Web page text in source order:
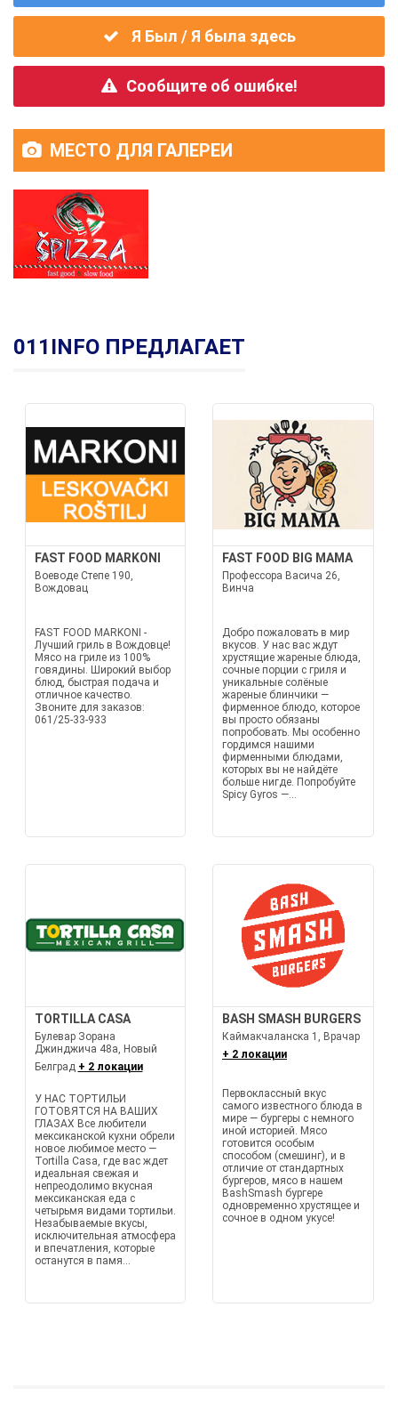
Я Был / Я была здесь
Сообщите об ошибке!
МЕСТО ДЛЯ ГАЛЕРЕИ
011INFO ПРЕДЛАГАЕТ
FAST FOOD MARKONI
Воеводе Степе 190,
Вождовац
FAST FOOD MARKONI -
Лучший гриль в Вождовце!
Мясо на гриле из 100%
говядины. Широкий выбор
блюд, быстрая подача и
отличное качество.
Звоните для заказов:
061/25-33-933
FAST FOOD BIG MAMA
Профессора Васича 26,
Винча
Добро пожаловать в мир
вкусов. У нас вас ждут
хрустящие жареные блюда,
сочные порции с гриля и
уникальные солёные
жареные блинчики —
фирменное блюдо, которое
вы просто обязаны
попробовать. Мы особенно
гордимся нашими
фирменными блюдами,
которых вы не найдёте
больше нигде. Попробуйте
Spicy Gyros —...
TORTILLA CASA
Булевар Зорана
Джинджича 48а, Новый
Белград + 2 локации
У НАС ТОРТИЛЬИ
ГОТОВЯТСЯ НА ВАШИХ
ГЛАЗАХ Все любители
мексиканской кухни обрели
новое любимое место —
Tortilla Casa, где вас ждет
идеальная свежая и
непреодолимо вкусная
мексиканская еда с
четырьмя видами тортильи.
Незабываемые вкусы,
исключительная атмосфера
и впечатления, которые
останутся в памя...
BASH SMASH BURGERS
Каймакчаланска 1, Врачар
+ 2 локации
Первоклассный вкус
самого известного блюда в
мире — бургеры с немного
иной историей. Мясо
готовится особым
способом (смешинг), и в
отличие от стандартных
бургеров, мясо в нашем
BashSmash бургере
одновременно хрустящее и
сочное в одном укусе!